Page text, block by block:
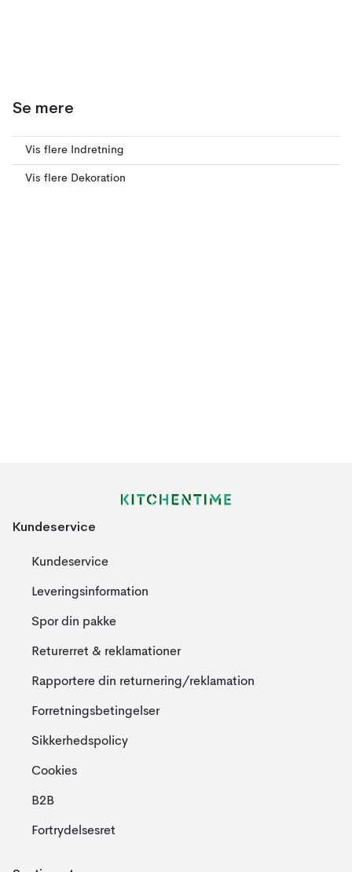
Se mere
Vis flere Indretning
Vis flere Dekoration
Kundeservice
Kundeservice
Leveringsinformation
Spor din pakke
Returerret & reklamationer
Rapportere din returnering/reklamation
Forretningsbetingelser
Sikkerhedspolicy
Cookies
B2B
Fortrydelsesret